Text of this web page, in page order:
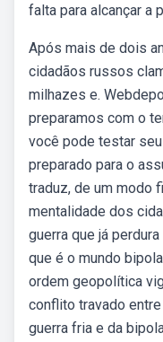
falta para alcançar a
Após mais de dois
cidadãos russos
milhazes e.
preparamos com o
você pode testar
preparado para o
traduz, de um modo
mentalidade dos
guerra que já
que é o mundo
ordem geopolítica
conflito travado
guerra fria e da